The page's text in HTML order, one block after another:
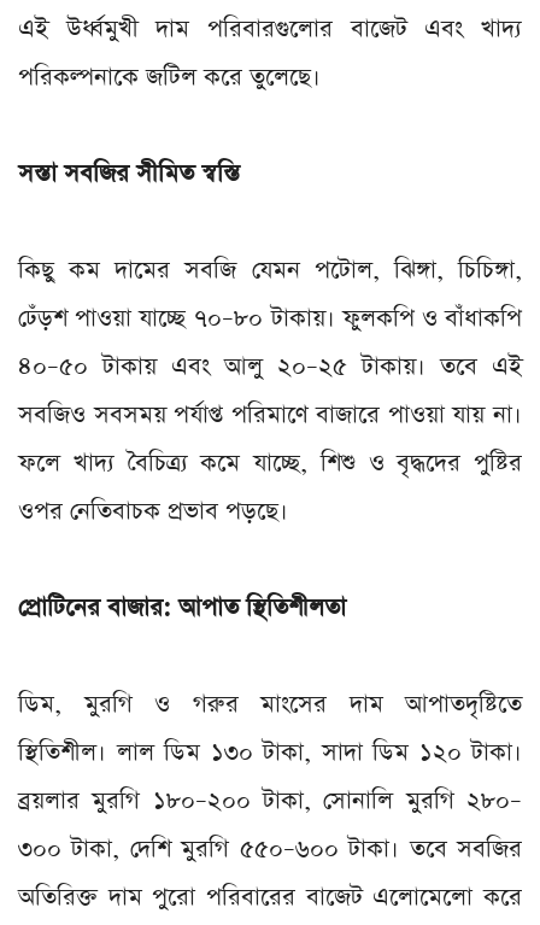
এই উর্ধ্বমুখী দাম পরিবারগুলোর বাজেট এবং খাদ্য
পরিকল্পনাকে জটিল করে তুলেছে।
সস্তা সবজির সীমিত স্বস্তি
কিছু কম দামের সবজি যেমন পটোল, ঝিঙ্গা, চিচিঙ্গা,
ঢেঁড়শ পাওয়া যাচ্ছে ৭০–৮০ টাকায়। ফুলকপি ও বাঁধাকপি
৪০–৫০ টাকায় এবং আলু ২০–২৫ টাকায়। তবে এই
সবজিও সবসময় পর্যাপ্ত পরিমাণে বাজারে পাওয়া যায় না।
ফলে খাদ্য বৈচিত্র্য কমে যাচ্ছে, শিশু ও বৃদ্ধদের পুষ্টির
ওপর নেতিবাচক প্রভাব পড়ছে।
প্রোটিনের বাজার: আপাত স্থিতিশীলতা
ডিম, মুরগি ও গরুর মাংসের দাম আপাতদৃষ্টিতে
স্থিতিশীল। লাল ডিম ১৩০ টাকা, সাদা ডিম ১২০ টাকা।
ব্রয়লার মুরগি ১৮০–২০০ টাকা, সোনালি মুরগি ২৮০–
৩০০ টাকা, দেশি মুরগি ৫৫০–৬০০ টাকা। তবে সবজির
অতিরিক্ত দাম পুরো পরিবারের বাজেট এলোমেলো করে